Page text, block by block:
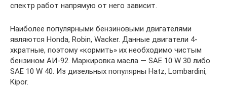
спектр работ напрямую от него зависит.
Наиболее популярными бензиновыми двигателями
являются Honda, Robin, Wacker. Данные двигатели 4-
хкратные, поэтому «кормить» их необходимо чистым
бензином АИ-92. Маркировка масла — SAE 10 W 30 либо
SAE 10 W 40. Из дизельных популярны Hatz, Lombardini,
Kipor.